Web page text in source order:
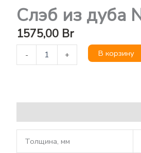
Слэб из дуба
1575,00 Br
- + В корзину
Толщина, мм